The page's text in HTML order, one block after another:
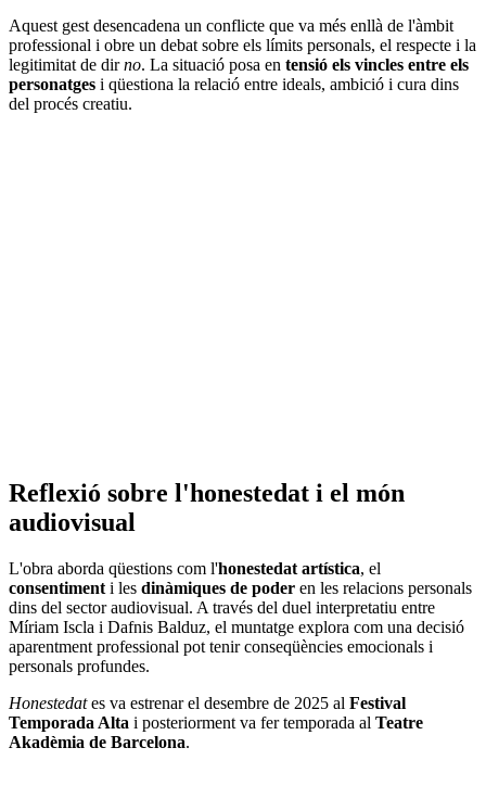
Aquest gest desencadena un conflicte que va més enllà de l'àmbit
professional i obre un debat sobre els límits personals, el respecte i la
legitimitat de dirno. La situació posa en tensió els vincles entre els
personatges i qüestiona la relació entre ideals, ambició i cura dins
del procés creatiu.
Reflexió sobre l'honestedat i el món
audiovisual
L'obra aborda qüestions com l'honestedat artística, el
consentiment i les dinàmiques de poder en les relacions personals
dins del sector audiovisual. A través del duel interpretatiu entre
Míriam Iscla i Dafnis Balduz, el muntatge explora com una decisió
aparentment professional pot tenir conseqüències emocionals i
personals profundes.
Honestedates va estrenar el desembre de 2025 al Festival
Temporada Alta i posteriorment va fer temporada al Teatre
Akadèmia de Barcelona.